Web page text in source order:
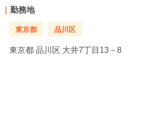
勤務地
東京都 品川区
東京都 品川区 大井7丁目13－8